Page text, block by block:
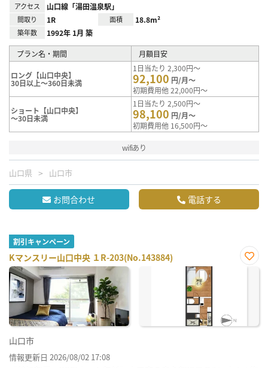
アクセス 山口線「湯田温泉駅」
間取り 1R 面積 18.8m²
築年数 1992年 1月 築
プラン名・期間 月額目安
ロング【山口中央】
30日以上～360日未満
1日当たり 2,300円～
92,100 円/月～
初期費用他 22,000円～
ショート【山口中央】
～30日未満
1日当たり 2,500円～
98,100 円/月～
初期費用他 16,500円～
wifiあり
山口県 山口市
お問合わせ 電話する
割引キャンペーン
Kマンスリー山口中央 １R-203(No.143884)
お気
山口市
情報更新日 2026/08/02 17:08